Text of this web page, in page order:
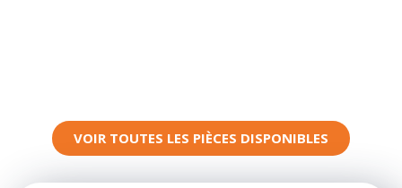
VOIR TOUTES LES PIÈCES DISPONIBLES